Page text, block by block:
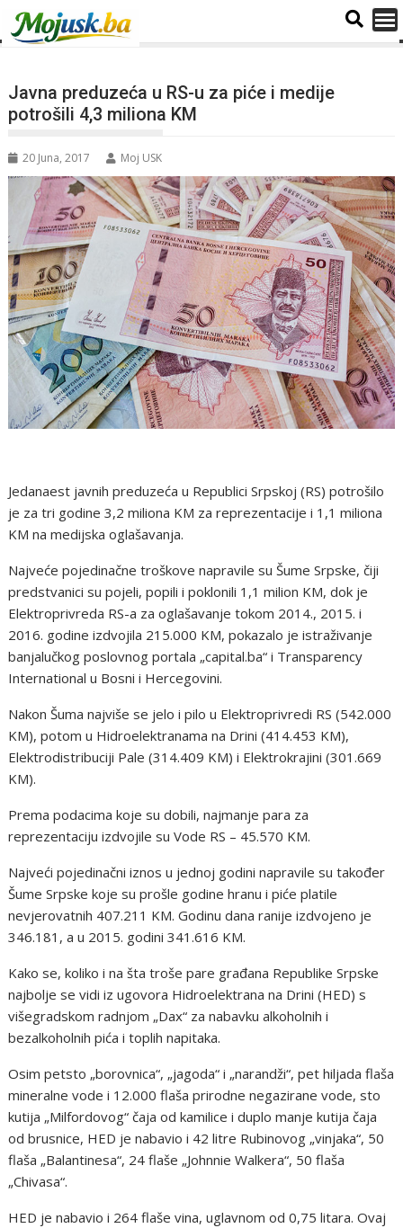
Javna preduzeća u RS-u za piće i medije
potrošili 4,3 miliona KM
20 Juna, 2017 Moj USK
Jedanaest javnih preduzeća u Republici Srpskoj (RS) potrošilo
je za tri godine 3,2 miliona KM za reprezentacije i 1,1 miliona
KM na medijska oglašavanja.
Najveće pojedinačne troškove napravile su Šume Srpske, čiji
predstvanici su pojeli, popili i poklonili 1,1 milion KM, dok je
Elektroprivreda RS-a za oglašavanje tokom 2014., 2015. i
2016. godine izdvojila 215.000 KM, pokazalo je istraživanje
banjalučkog poslovnog portala „capital.ba“ i Transparency
International u Bosni i Hercegovini.
Nakon Šuma najviše se jelo i pilo u Elektroprivredi RS (542.000
KM), potom u Hidroelektranama na Drini (414.453 KM),
Elektrodistribuciji Pale (314.409 KM) i Elektrokrajini (301.669
KM).
Prema podacima koje su dobili, najmanje para za
reprezentaciju izdvojile su Vode RS – 45.570 KM.
Najveći pojedinačni iznos u jednoj godini napravile su također
Šume Srpske koje su prošle godine hranu i piće platile
nevjerovatnih 407.211 KM. Godinu dana ranije izdvojeno je
346.181, a u 2015. godini 341.616 KM.
Kako se, koliko i na šta troše pare građana Republike Srpske
najbolje se vidi iz ugovora Hidroelektrana na Drini (HED) s
višegradskom radnjom „Dax“ za nabavku alkoholnih i
bezalkoholnih pića i toplih napitaka.
Osim petsto „borovnica“, „jagoda“ i „narandži“, pet hiljada flaša
mineralne vode i 12.000 flaša prirodne negazirane vode, sto
kutija „Milfordovog“ čaja od kamilice i duplo manje kutija čaja
od brusnice, HED je nabavio i 42 litre Rubinovog „vinjaka“, 50
flaša „Balantinesa“, 24 flaše „Johnnie Walkera“, 50 flaša
„Chivasa“.
HED je nabavio i 264 flaše vina, uglavnom od 0,75 litara. Ovaj